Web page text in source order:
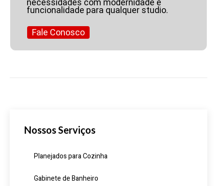
funcionalidade para qualquer studio.
Fale Conosco
Nossos Serviços
Planejados para Cozinha
Gabinete de Banheiro